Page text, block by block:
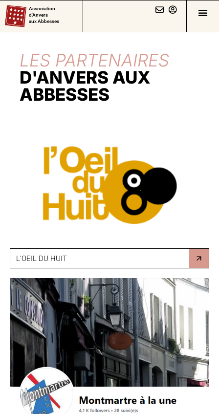
Association
d’Anvers
aux Abbesses
LES PARTENAIRES
D'ANVERS AUX
ABBESSES
L’OEIL DU HUIT